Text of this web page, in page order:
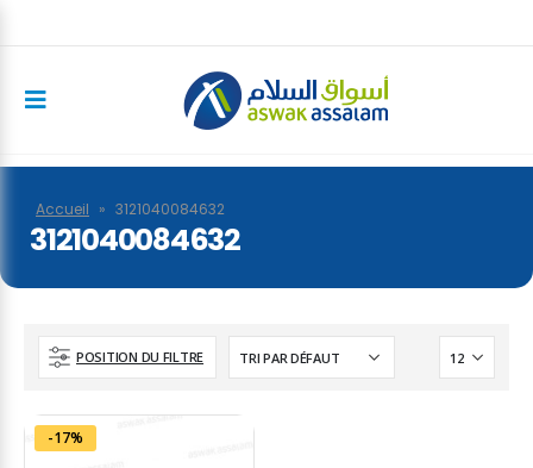
Accueil » 3121040084632
3121040084632
POSITION DU FILTRE
-17%